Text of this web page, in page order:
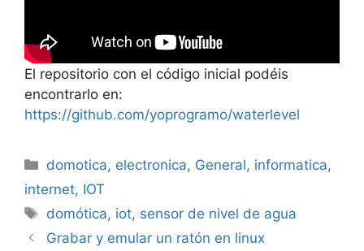
El repositorio con el código inicial podéis
encontrarlo en:
https://github.com/yoprogramo/waterlevel
Categorías
domotica, electronica, General, informatica,
internet, IOT
Etiquetas
domótica, iot, sensor de nivel de agua
Grabar y emular un ratón en linux